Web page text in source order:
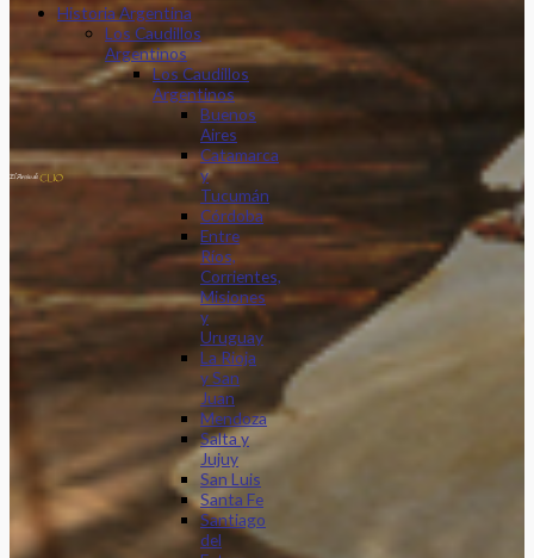
Historia Argentina
Los Caudillos
Argentinos
Los Caudillos
Argentinos
Buenos
Aires
Catamarca
y
Tucumán
Córdoba
Entre
Ríos,
Corrientes,
Misiones
y
Uruguay
La Rioja
y San
Juan
Mendoza
Salta y
Jujuy
San Luis
Santa Fe
Santiago
del